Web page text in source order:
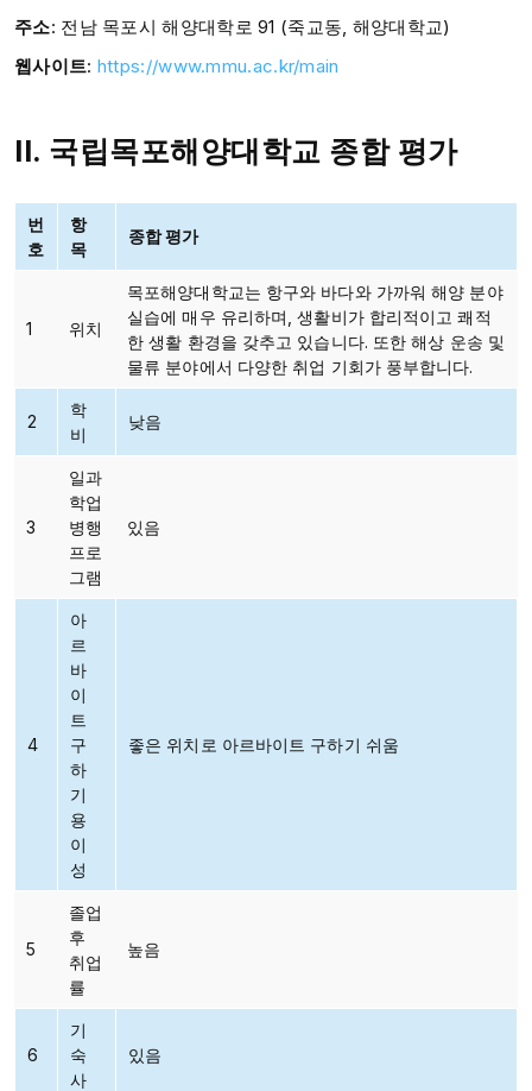
주소: 전남 목포시 해양대학로 91 (죽교동, 해양대학교)
웹사이트: https://www.mmu.ac.kr/main
II. 국립목포해양대학교 종합 평가
번
호
항
목
종합 평가
1 위치
목포해양대학교는 항구와 바다와 가까워 해양 분야
실습에 매우 유리하며, 생활비가 합리적이고 쾌적
한 생활 환경을 갖추고 있습니다. 또한 해상 운송 및
물류 분야에서 다양한 취업 기회가 풍부합니다.
2
학
비
낮음
3
일과
학업
병행
프로
그램
있음
4
아
르
바
이
트
구
하
기
용
이
성
좋은 위치로 아르바이트 구하기 쉬움
5
졸업
후
취업
률
높음
6
기
숙
사
있음